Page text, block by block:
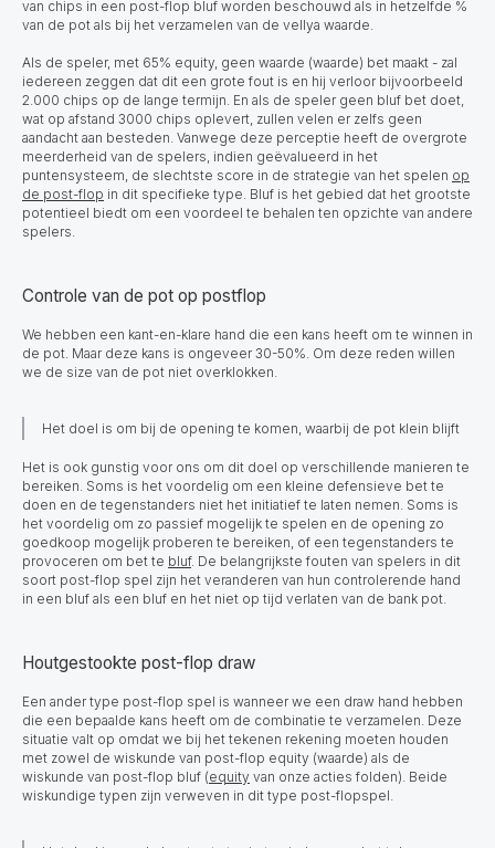
van chips in een post-flop bluf worden beschouwd als in hetzelfde %
van de pot als bij het verzamelen van de vellya waarde.
Als de speler, met 65% equity, geen waarde (waarde) bet maakt - zal
iedereen zeggen dat dit een grote fout is en hij verloor bijvoorbeeld
2.000 chips op de lange termijn. En als de speler geen bluf bet doet,
wat op afstand 3000 chips oplevert, zullen velen er zelfs geen
aandacht aan besteden. Vanwege deze perceptie heeft de overgrote
meerderheid van de spelers, indien geëvalueerd in het
puntensysteem, de slechtste score in de strategie van het spelen op
de post-flop in dit specifieke type. Bluf is het gebied dat het grootste
potentieel biedt om een voordeel te behalen ten opzichte van andere
spelers.
Controle van de pot op postflop
We hebben een kant-en-klare hand die een kans heeft om te winnen in
de pot. Maar deze kans is ongeveer 30-50%. Om deze reden willen
we de size van de pot niet overklokken.
Het doel is om bij de opening te komen, waarbij de pot klein blijft
Het is ook gunstig voor ons om dit doel op verschillende manieren te
bereiken. Soms is het voordelig om een kleine defensieve bet te
doen en de tegenstanders niet het initiatief te laten nemen. Soms is
het voordelig om zo passief mogelijk te spelen en de opening zo
goedkoop mogelijk proberen te bereiken, of een tegenstanders te
provoceren om bet te bluf. De belangrijkste fouten van spelers in dit
soort post-flop spel zijn het veranderen van hun controlerende hand
in een bluf als een bluf en het niet op tijd verlaten van de bank pot.
Houtgestookte post-flop draw
Een ander type post-flop spel is wanneer we een draw hand hebben
die een bepaalde kans heeft om de combinatie te verzamelen. Deze
situatie valt op omdat we bij het tekenen rekening moeten houden
met zowel de wiskunde van post-flop equity (waarde) als de
wiskunde van post-flop bluf (equity van onze acties folden). Beide
wiskundige typen zijn verweven in dit type post-flopspel.